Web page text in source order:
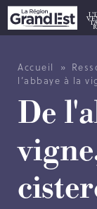
LES
Accueil »
l’abbaye à la
De